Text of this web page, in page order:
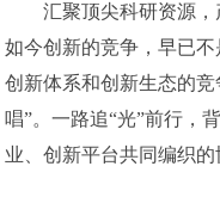
汇聚顶尖科研资源，
如今创新的竞争，早已
创新体系和创新生态的
唱”。一路追“光”前行，
业、创新平台共同编织的